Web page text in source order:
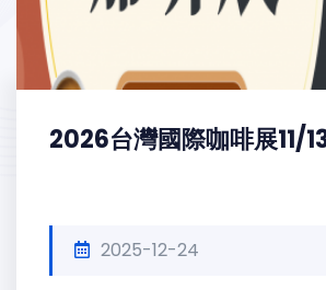
2026台灣國際咖啡展11/
2025-12-24